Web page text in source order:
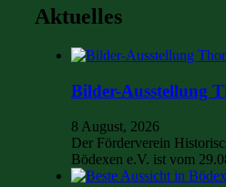
Aktuelles
Bilder-Ausstellung
8 August, 2026
Der Förderverein
Bödexen e.V. ist vom